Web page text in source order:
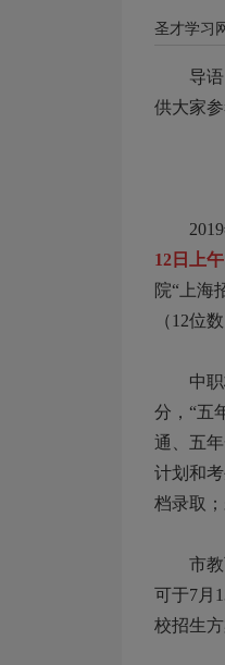
导语：
供大家
2019年
12日上
院“上海
（12位
中职校
分，“五
通、五
计划和
档录取
市教育
可于7月
校招生